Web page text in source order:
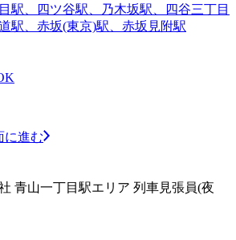
駅、四ツ谷駅、乃木坂駅、四谷三丁目
駅、赤坂(東京)駅、赤坂見附駅
に進む
青山一丁目駅エリア 列車見張員(夜